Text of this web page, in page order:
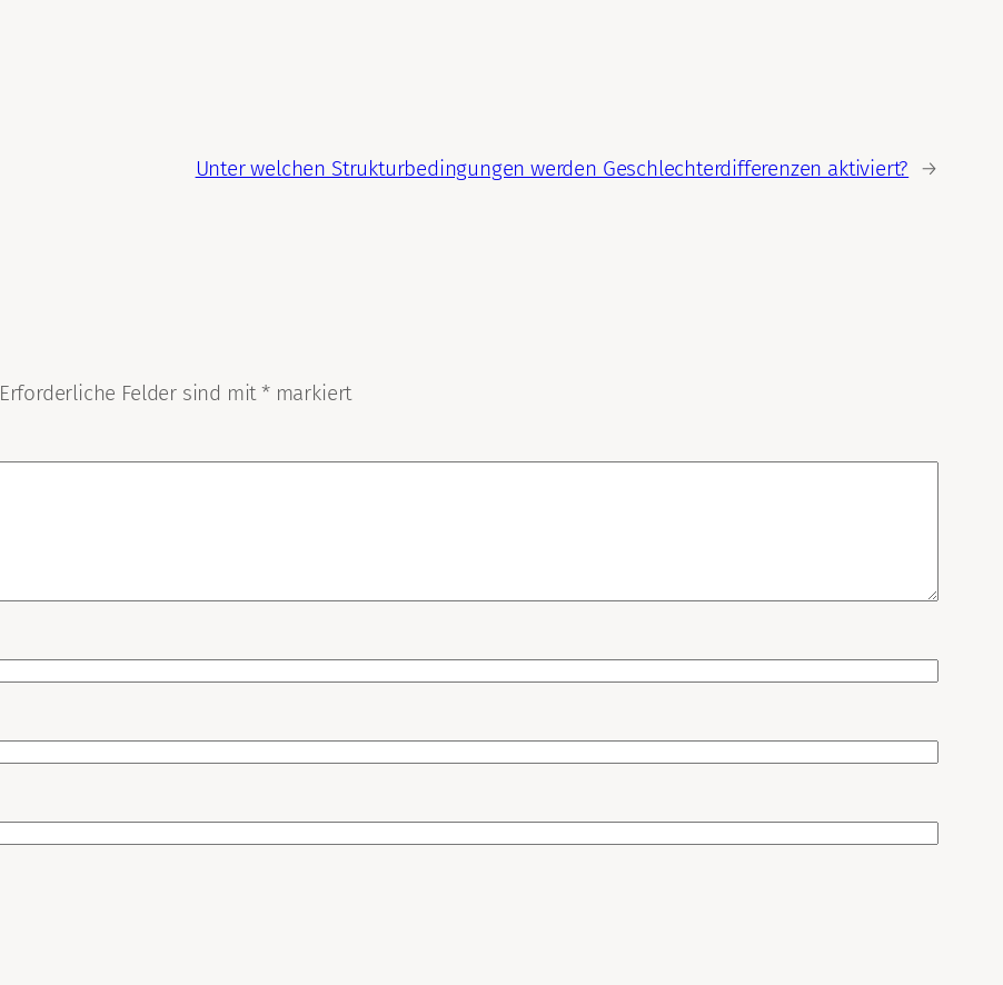
Unter welchen Strukturbedingungen werden Geschlechterdifferenzen aktiviert? →
Erforderliche Felder sind mit*markiert